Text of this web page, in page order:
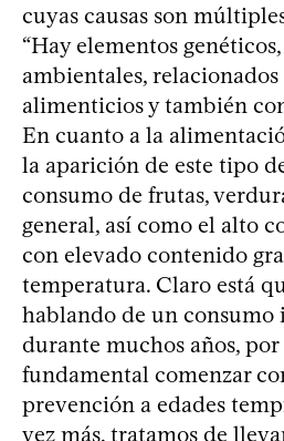
cuyas causas son
“Hay elementos
ambientales,
alimenticios y también
En cuanto a la
la aparición de este tipo
consumo de frutas,
general, así como el alto
con elevado contenido
temperatura. Claro está
hablando de un consumo
durante muchos años, por
fundamental comenzar
prevención a edades
vez más, tratamos de